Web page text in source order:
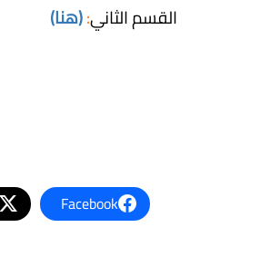
القسم الثاني:(هنا)
Facebook